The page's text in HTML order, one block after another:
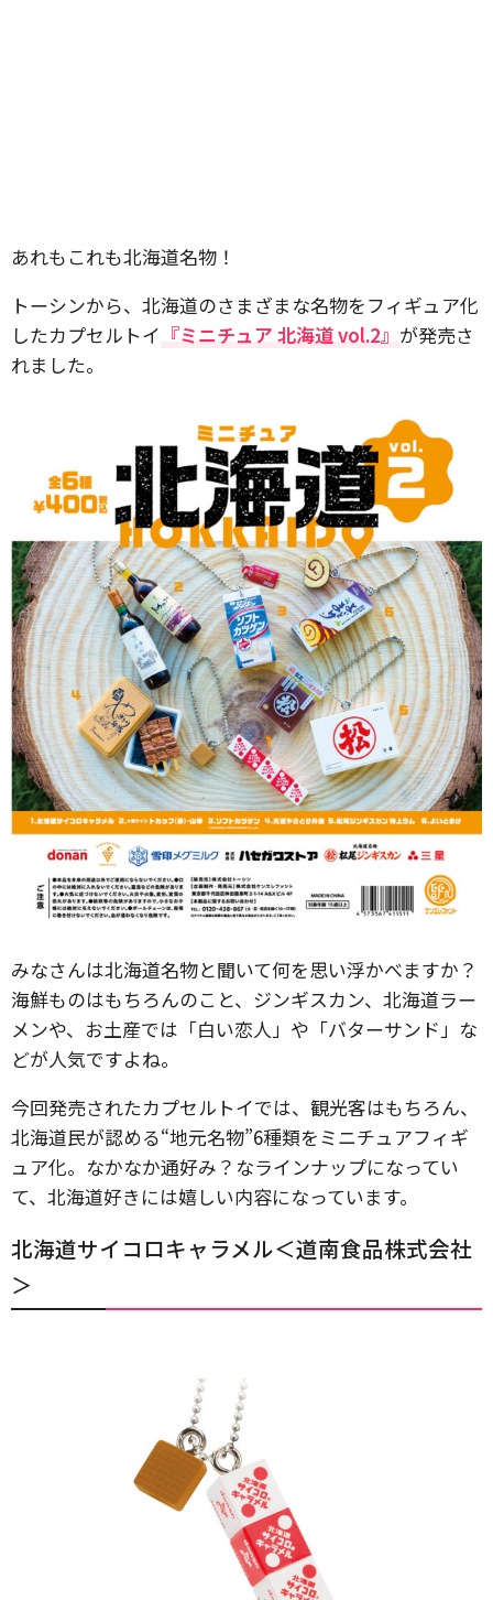
あれもこれも北海道名物！
トーシンから、北海道のさまざまな名物をフィギュア化
したカプセルトイ 『ミニチュア 北海道 vol.2』 が発売さ
れました。
みなさんは北海道名物と聞いて何を思い浮かべますか？
海鮮ものはもちろんのこと、ジンギスカン、北海道ラー
メンや、お土産では「白い恋人」や「バターサンド」な
どが人気ですよね。
今回発売されたカプセルトイでは、観光客はもちろん、
北海道民が認める“地元名物”6種類をミニチュアフィギ
ュア化。なかなか通好み？なラインナップになってい
て、北海道好きには嬉しい内容になっています。
北海道サイコロキャラメル＜道南食品株式会社
＞